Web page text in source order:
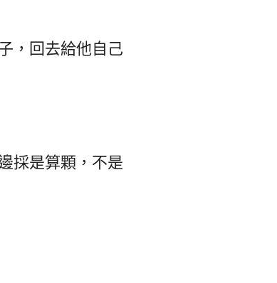
，回去給他自己
採是算顆，不是